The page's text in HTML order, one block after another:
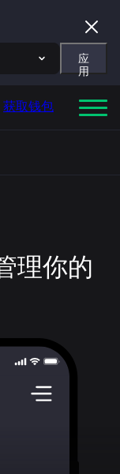
应
用
获取钱包
理你的